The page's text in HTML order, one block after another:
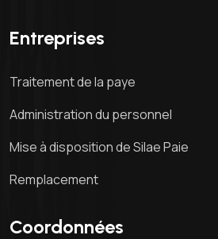
Entreprises
Traitement de la paye
Administration du personnel
Mise à disposition de Silae Paie
Remplacement
Coordonnées